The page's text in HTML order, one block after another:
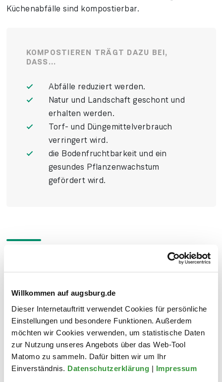
Willkommen auf augsburg.de
Dieser Internetauftritt verwendet Cookies für persönliche
Einstellungen und besondere Funktionen. Außerdem
möchten wir Cookies verwenden, um statistische Daten
zur Nutzung unseres Angebots über das Web-Tool
Matomo zu sammeln. Dafür bitten wir um Ihr
Einverständnis. Datenschutzerklärung | Impressum
Küchen­abfälle sind kompostier­bar.
KOMPOSTIEREN TRÄGT DAZU BEI,
DASS...
Abfälle re­duziert werden.
Natur und Land­schaft geschont und
erhalten werden.
Torf- und Dünge­mittel­verbrauch
verringert wird.
die Boden­frucht­barkeit und ein
gesundes Pflanzen­wachstum
gefördert wird.
WAS DARF AUF DEN KOMPOST?
Küchen­abfälle z. B. rohe Obst- und
Gemüse­abfälle, Eier­schalen, Kaffee­
satz und Teebeutel
Garten­abfälle z. B. Rasenschnitt,
faules und grünes Obst, Pflanzenreste